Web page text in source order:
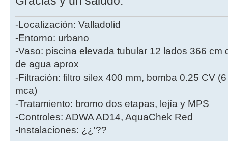
-Localización: Valladolid
-Entorno: urbano
-Vaso: piscina elevada tubular 12 lados 366 cm
de agua aprox
-Filtración: filtro silex 400 mm, bomba 0.25 CV
mca)
-Tratamiento: bromo dos etapas, lejía y MPS
-Controles: ADWA AD14, AquaChek Red
-Instalaciones: ¿¿'??